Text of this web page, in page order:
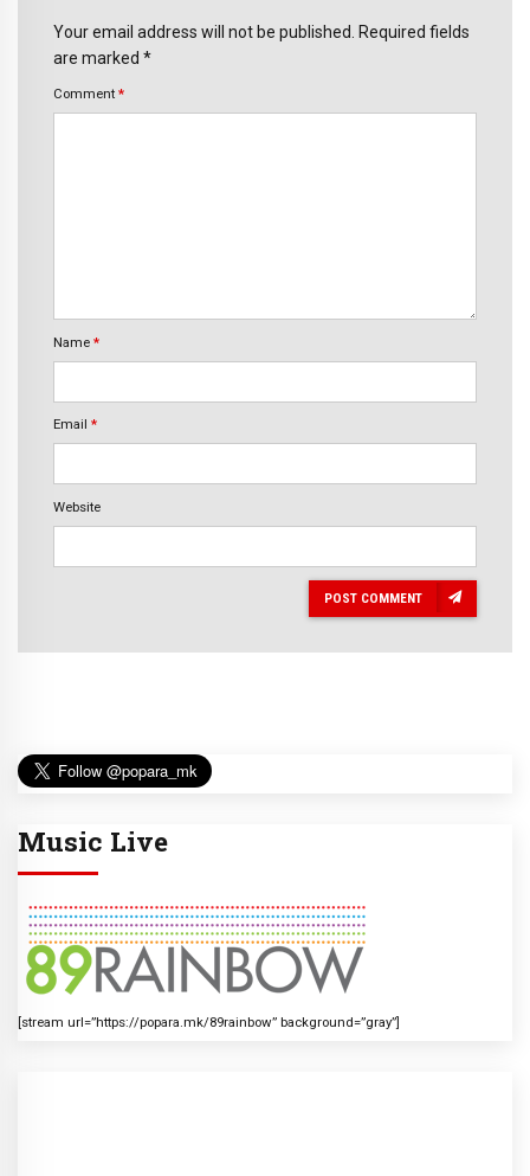
Your email address will not be published. Required fields
are marked *
Comment *
Name *
Email *
Website
POST COMMENT
Music Live
[stream url=”https://popara.mk/89rainbow” background=”gray”]